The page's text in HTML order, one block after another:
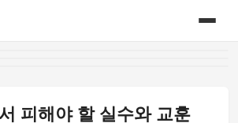
피해야 할 실수와 교훈